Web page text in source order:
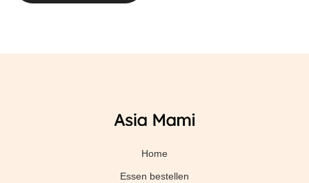
Home
Essen bestellen